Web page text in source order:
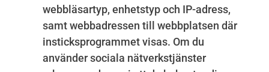
webbläsartyp, enhetstyp och IP-adress,
samt webbadressen till webbplatsen där
insticksprogrammet visas. Om du
använder sociala nätverkstjänster